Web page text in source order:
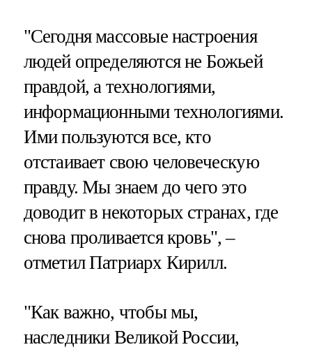
"Сегодня массовые настроения
людей определяются не Божьей
правдой, а технологиями,
информационными технологиями.
Ими пользуются все, кто
отстаивает свою человеческую
правду. Мы знаем до чего это
доводит в некоторых странах, где
снова проливается кровь", –
отметил Патриарх Кирилл.
"Как важно, чтобы мы,
наследники Великой России,